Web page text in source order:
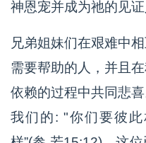
神恩宠并成为祂的见证
兄弟姐妹们在艰难中
需要帮助的人，并且
依赖的过程中共同悲
我们的: "你们要彼